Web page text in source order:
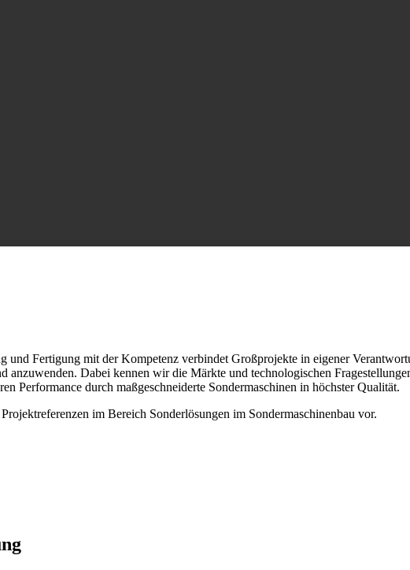
Fertigung mit der Kompetenz verbindet Großprojekte in eigener
Dabei kennen wir die Märkte und technologischen
Performance durch maßgeschneiderte Sondermaschinen in höchster Qualität.
im Bereich Sonderlösungen im Sondermaschinenbau vor.